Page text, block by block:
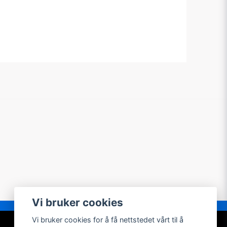
Vi bruker cookies
Vi bruker cookies for å få nettstedet vårt til å